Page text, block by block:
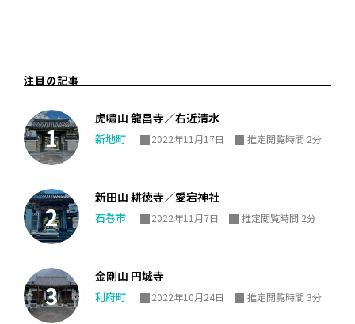
注目の記事
虎嘯山 龍昌寺／右近清水
新地町 2022年11月17日 推定閲覧時間 2分
新田山 耕徳寺／愛宕神社
石巻市 2022年11月7日 推定閲覧時間 2分
金剛山 円城寺
利府町 2022年10月24日 推定閲覧時間 3分